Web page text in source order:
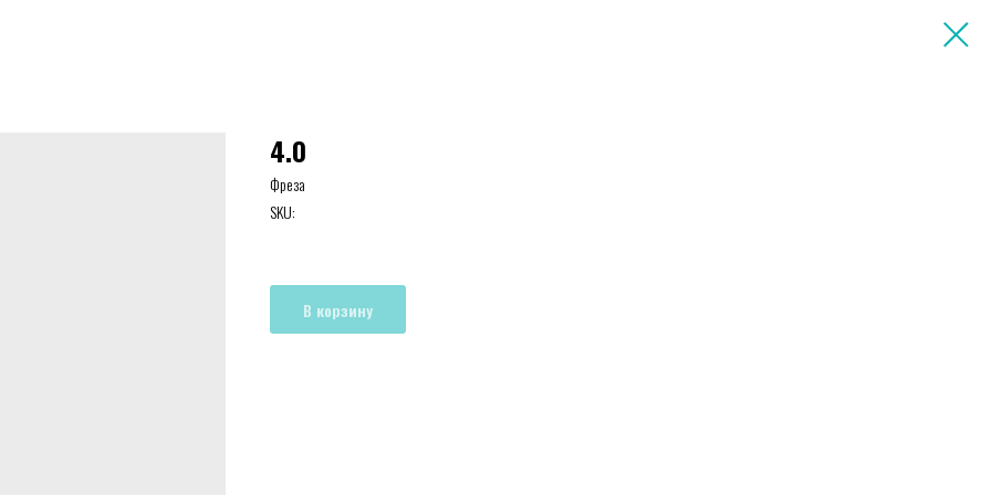
4.0
Фреза
SKU:
В корзину